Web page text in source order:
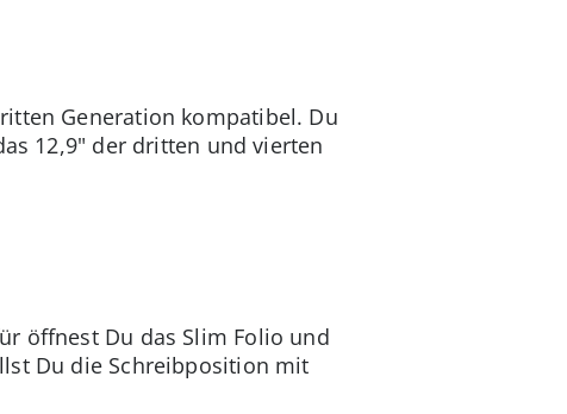
Generation kompatibel. Du
12,9" der dritten und vierten
öffnest Du das Slim Folio und
Du die Schreibposition mit